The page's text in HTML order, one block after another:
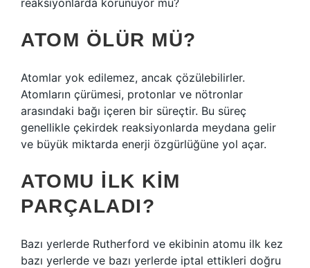
reaksiyonlarda korunuyor mu?
ATOM ÖLÜR MÜ?
Atomlar yok edilemez, ancak çözülebilirler.
Atomların çürümesi, protonlar ve nötronlar
arasındaki bağı içeren bir süreçtir. Bu süreç
genellikle çekirdek reaksiyonlarda meydana gelir
ve büyük miktarda enerji özgürlüğüne yol açar.
ATOMU ILK KIM
PARÇALADI?
Bazı yerlerde Rutherford ve ekibinin atomu ilk kez
bazı yerlerde ve bazı yerlerde iptal ettikleri doğru